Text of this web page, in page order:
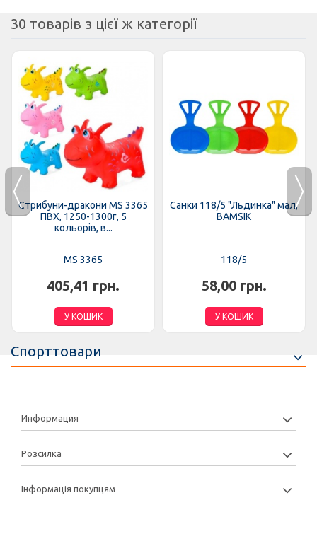
30 товарів з цієї ж категорії
Стрибуни-дракони MS 3365
ПВХ, 1250-1300г, 5
кольорів, в...
MS 3365
405,41 грн.
У КОШИК
Санки 118/5 "Льдинка" мал,
BAMSIK
118/5
58,00 грн.
У КОШИК
Спорттовари
Информация
Розсилка
Інформація покупцям